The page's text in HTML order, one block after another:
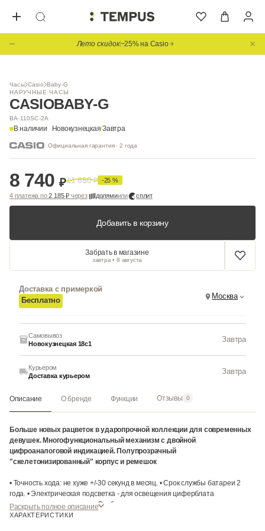
Лето скидок−25% на Casio
Часы Casio Baby-G
НАРУЧНЫЕ ЧАСЫ
CASIOBABY-G
BA-110SC-2A
В наличии Новокузнецкая/Завтра
Официальная гарантия · 2 года
1/ 8
8 740 ₽11 650₽ -25 %
4 платежа по2 185 ₽через долямиили сплит
Добавить в корзину
Забрать в магазине
завтра • 8 августа
Доставка с примеркой
Бесплатно
Москва
Самовывоз
Новокузнецкая 18с1
Завтра
Курьером
Доставка курьером
Завтра
Описание О бренде Функции Отзывы 0
Больше новых рацветок в ударопрочной коллекции для современных
девушек. Многофункциональный механизм с двойной
цифроаналоговой индикацией. Полупрозрачный
"скелетонизированный" корпус и ремешок
• Точность хода: не хуже +/-30 секунд в месяц. • Срок службы батареи 2
года. • Электрическая подсветка - для освещения циферблата
используется светодиод. • Отображение текущего времени в основных
городах и регионах мира. • Секундомер с точностью показаний 1/100 сек и
Раскрыть полное описание
ХАРАКТЕРИСТИКИ